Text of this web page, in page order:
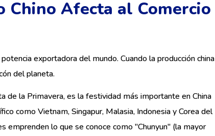
Chino Afecta al Comercio
exportadora del mundo. Cuando la producción china
del planeta.
de la Primavera, es la festividad más importante en China
como Vietnam, Singapur, Malasia, Indonesia y Corea del
emprenden lo que se conoce como "Chunyun" (la mayor